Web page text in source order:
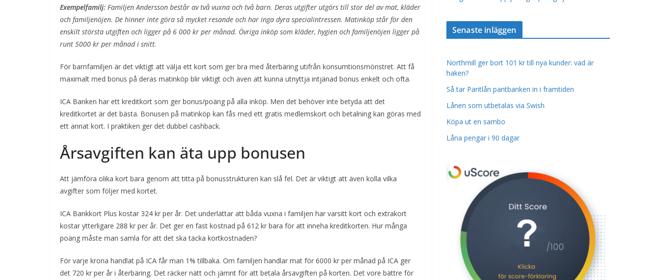
Exempelfamilj: Familjen Andersson består av två vuxna och två barn. Deras utgifter utgörs till stor del av mat, kläder
och familjenöjen. De hinner inte göra så mycket resande och har inga dyra specialintressen. Matinköp står för den
enskilt största utgiften och ligger på 6 000 kr per månad. Övriga inköp som kläder, hygien och familjenöjen ligger på
runt 5000 kr per månad i snitt.
För barnfamiljen är det viktigt att välja ett kort som ger bra med återbäring utifrån konsumtionsmönstret. Att få
maximalt med bonus på deras matinköp blir viktigt och även att kunna utnyttja intjänad bonus enkelt och ofta.
ICA Banken har ett kreditkort som ger bonus/poäng på alla inköp. Men det behöver inte betyda att det
kreditkortet är det bästa. Bonusen på matinköp kan fås med ett gratis medlemskort och betalning kan göras med
ett annat kort. I praktiken ger det dubbel cashback.
Årsavgiften kan äta upp bonusen
Att jämföra olika kort bara genom att titta på bonusstrukturen kan slå fel. Det är viktigt att även kolla vilka
avgifter som följer med kortet.
ICA Bankkort Plus kostar 324 kr per år. Det underlättar att båda vuxna i familjen har varsitt kort och extrakort
kostar ytterligare 288 kr per år. Det ger en fast kostnad på 612 kr bara för att inneha kreditkorten. Hur många
poäng måste man samla för att det ska täcka kortkostnaden?
För varje krona handlat på ICA får man 1% tillbaka. Om familjen handlar mat för 6000 kr per månad på ICA ger
det 720 kr per år i återbäring. Det räcker nätt och jämnt för att betala årsavgiften på korten. Det vore bättre för
Senaste inläggen
Northmill ger bort 101 kr till nya kunder: vad är
haken?
Så tar Pantlån pantbanken in i framtiden
Lånen som utbetalas via Swish
Köpa ut en sambo
Låna pengar i 90 dagar